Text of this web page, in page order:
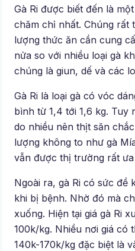
Gà Ri được biết đến là
chăm chỉ nhất. Chúng rất
lượng thức ăn cần cung
nửa so với nhiều loại gà
chúng là giun, dế và các
Gà Ri là loại gà có vóc
bình từ 1,4 tới 1,6 kg. Tuy
do nhiều nên thịt săn
lượng không to như gà
vẫn được thị trường rất
Ngoài ra, gà Ri có sức đề
khi bị bệnh. Nhờ đó mà
xuống. Hiện tại giá gà Ri
100k/kg. Nhiều nơi giá có
140k-170k/kg đặc biệt là